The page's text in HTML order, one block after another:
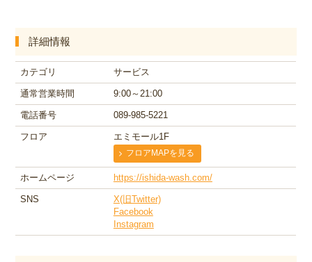
詳細情報
カテゴリ サービス
通常営業時間 9:00～21:00
電話番号 089-985-5221
フロア エミモール1F
フロアMAPを見る
ホームページ https://ishida-wash.com/
SNS
X(旧Twitter)
Facebook
Instagram